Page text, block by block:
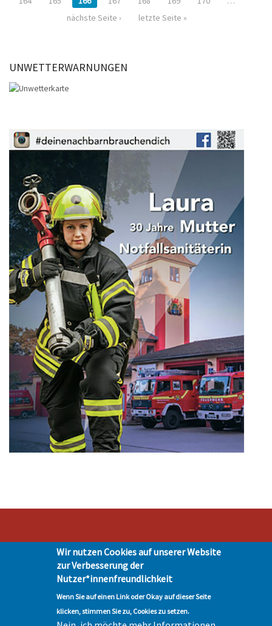
nächste Seite ›
letzte Seite »
UNWETTERWARNUNGEN
Stadt Hohen Neuendorf • Oranienburger Str. 2 • 16540 Hohen Neuendorf •
Telefon 03303-528-0
Impressum|Presse| Datenschutz| © Hohen-Neuendorf.de, Alle Rechte
vorbehalten - Vervielfältigung nur mit unserer Genehmigung
Wir nutzen Cookies auf unserer Website
zur Verbesserung der
Nutzer*innenfreundlichkeit
Wenn Sie auf einen Link oder Okay auf dieser Seite
klicken, stimmen Sie zu, Cookies zu setzen.